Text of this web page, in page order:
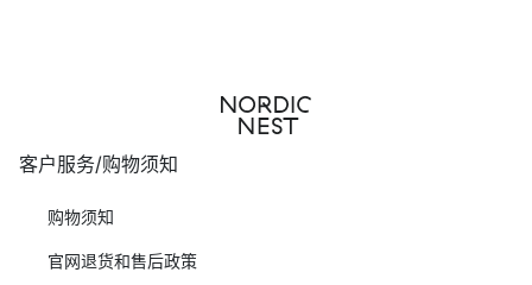
客户服务/购物须知
购物须知
官网退货和售后政策